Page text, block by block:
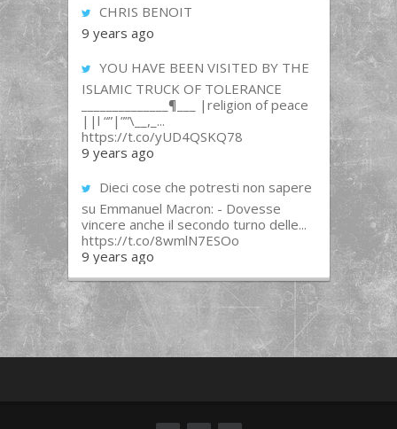
CHRIS BENOIT
9 years ago
YOU HAVE BEEN VISITED BY THE
ISLAMIC TRUCK OF TOLERANCE
______________¶___ |religion of peace
||l “”|””\__,_...
https://t.co/yUD4QSKQ78
9 years ago
Dieci cose che potresti non sapere
su Emmanuel Macron: - Dovesse
vincere anche il secondo turno delle...
https://t.co/8wmlN7ESOo
9 years ago